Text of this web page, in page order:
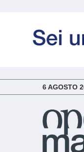
6 AGOSTO